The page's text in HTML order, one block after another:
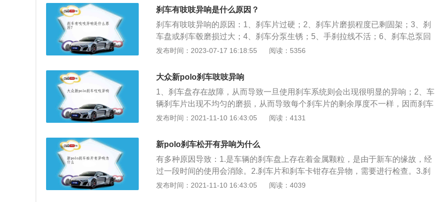
车片检查一次，不仅要检查剩余的厚度，还要检查蹄片磨损的状态，两边磨损的
程度是否一样，回位是否自如等。
异物的进入会导致刹车系统产生杂音。3、刹车分泵运行异常：刹车分泵就是顶
动刹车片，它的作用就是使刹车片摩擦刹车鼓从而正常刹车。这个刹车分泵对刹
车系统来说非常重要，平日里开车，刹车泵的清洁很重要，假如长时间不清洁，
各种异物堆积其中，那么也就会产生各种异响。4、刹车片磨损过度：刹车片属
于消耗品，正常行驶条件下，小车行驶5000公里就要检查下刹车片。是否需要更
刹车有吱吱异响是什么原因？
刹车有吱吱异响的原因：1、刹车片过硬；2、刹车片磨损程度已剩固架；3、刹
车盘或刹车毂磨损过大；4、刹车分泵生锈；5、手刹拉线不活；6、刹车总泵回
位慢；7、活动销磨损，弹簧片脱落；8、异物被夹到刹车盘与片之间。在检查到
在装副刹车片系统试车，在刹车片温度上来之后，如果没有响声，就代表问题解
决，如果仍然有异响产生就只有更换刹车片。
发布时间：2023-07-17 16:18:55 阅读：5356
大众新polo刹车吱吱异响
1、刹车盘存在故障，从而导致一旦使用刹车系统则会出现很明显的异响；2、车
辆刹车片出现不均匀的磨损，从而导致每个刹车片的剩余厚度不一样，因而刹车
的时候就会有吱吱异响。在使用车辆的过程当中，为了延长刹车片的使用寿命，
因为使用急刹车的时候将会对刹车片产生很剧烈的损坏，通常而言，当车辆的行
驶里程达到40000公里左右的时候就需要对刹车片进行更换，若长时间使用急刹
车则会导致车辆行驶里程达到20000公里就需要更换；2、车辆行驶的时候要减少
制动的频率。
发布时间：2021-11-10 16:43:05 阅读：4131
新polo刹车松开有异响为什么
有多种原因导致：1.是车辆的刹车盘上存在着金属颗粒，是由于新车的缘故，经
过一段时间的使用会消除。2.刹车片和刹车卡钳存在异物，需要进行检查。3.刹
车片过于潮湿，会出现声音。4.刹车卡钳调节过紧，会出现异响。机动车辆在出
发布时间：2021-11-10 16:43:05 阅读：4039